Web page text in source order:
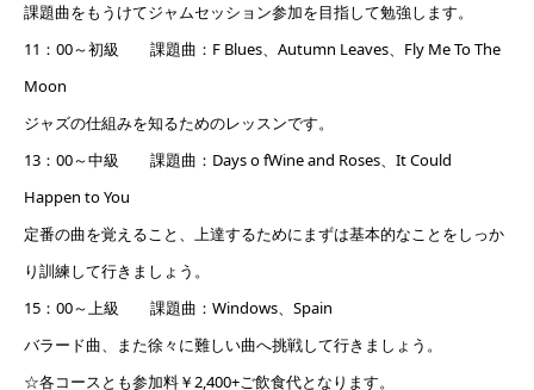
課題曲をもうけてジャムセッション参加を目指して勉強します。
11：00～初級 課題曲：F Blues、Autumn Leaves、Fly Me To The
Moon
ジャズの仕組みを知るためのレッスンです。
13：00～中級 課題曲：Days o fWine and Roses、It Could
Happen to You
定番の曲を覚えること、上達するためにまずは基本的なことをしっか
り訓練して行きましょう。
15：00～上級 課題曲：Windows、Spain
バラード曲、また徐々に難しい曲へ挑戦して行きましょう。
☆各コースとも参加料￥2,400+ご飲食代となります。